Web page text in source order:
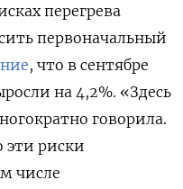
перегрева
первоначальный
, что в сентябре
на 4,2%. «Здесь
говорила.
эти риски
числе